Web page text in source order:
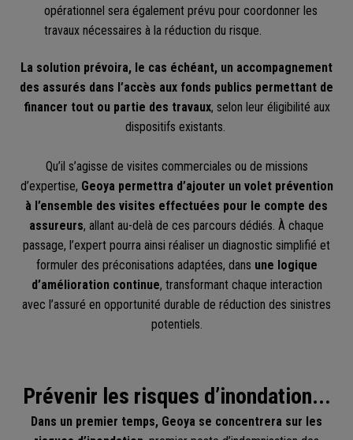
opérationnel sera également prévu pour coordonner les
travaux nécessaires à la réduction du risque.
La solution prévoira, le cas échéant, un accompagnement
des assurés dans l’accès aux fonds publics permettant de
financer tout ou partie des travaux, selon leur éligibilité aux
dispositifs existants.
Qu’il s’agisse de visites commerciales ou de missions
d’expertise, Geoya permettra d’ajouter un volet prévention
à l’ensemble des visites effectuées pour le compte des
assureurs, allant au-delà de ces parcours dédiés. À chaque
passage, l’expert pourra ainsi réaliser un diagnostic simplifié et
formuler des préconisations adaptées, dans une logique
d’amélioration continue, transformant chaque interaction
avec l’assuré en opportunité durable de réduction des sinistres
potentiels.
Prévenir les risques d’inondation...
Dans un premier temps, Geoya se concentrera sur les